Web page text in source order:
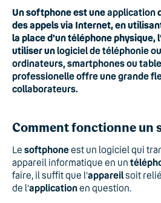
Un softphone est uneapplication
des appels via Internet, en
la place d'un téléphone physique,
utiliser unlogiciel de téléphonieou
ordinateurs, smartphones ou
professionelleoffre une grande
collaborateurs.
Comment fonctionne un
Le softphoneest un logiciel qui
appareil informatique en un
faire, il suffit que l’appareilsoit
de l’applicationen question.